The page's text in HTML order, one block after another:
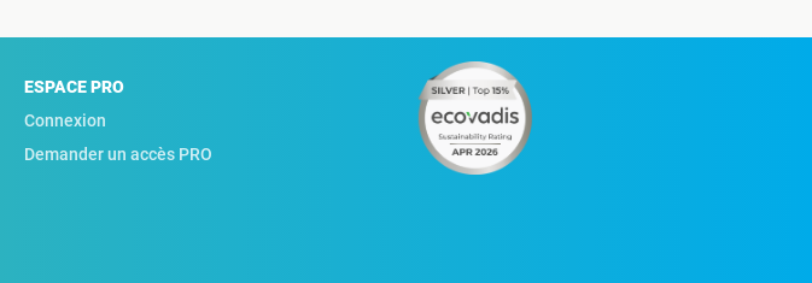
ESPACE PRO
Connexion
Demander un accès PRO